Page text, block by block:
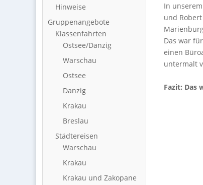
Hinweise
Gruppenangebote
Klassenfahrten
Ostsee/Danzig
Warschau
Ostsee
Danzig
Krakau
Breslau
Städtereisen
Warschau
Krakau
Krakau und Zakopane
In
und
Das war
einen
untermalt
Fazit: Das